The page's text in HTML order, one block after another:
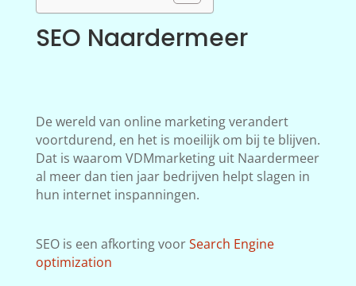
SEO Naardermeer
De wereld van online marketing verandert
voortdurend, en het is moeilijk om bij te blijven.
Dat is waarom VDMmarketing uit Naardermeer
al meer dan tien jaar bedrijven helpt slagen in
hun internet inspanningen.
SEO is een afkorting voorSearch Engine
optimization